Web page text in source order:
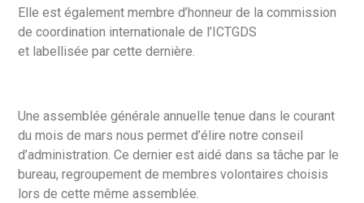
Elle est également membre d’honneur de la commission
de coordination internationale de l’ICTGDS
et labellisée par cette dernière.
Une assemblée générale annuelle tenue dans le courant
du mois de mars nous permet d’élire notre conseil
d’administration. Ce dernier est aidé dans sa tâche par le
bureau, regroupement de membres volontaires choisis
lors de cette même assemblée.